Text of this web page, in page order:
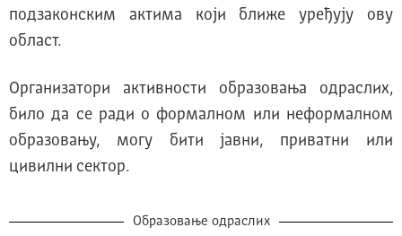
подзаконским актима који ближе уређују ову
област.
Организатори активности образовања одраслих,
било да се ради о формалном или неформалном
образовању, могу бити јавни, приватни или
цивилни сектор.
Образовање одраслих